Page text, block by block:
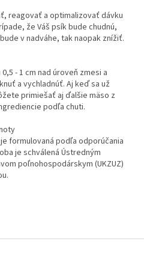
reagovať a optimalizovať dávku
že Váš psík bude chudnú,
v nadváhe, tak naopak znížiť.
- 1 cm nad úroveň zmesi a
a vychladnúť. Aj keď sa už
primiešať aj ďalšie mäso z
podľa chuti.
formulovaná podľa odporúčania
je schválená Ústredným
poľnohospodárskym (UKZUZ)